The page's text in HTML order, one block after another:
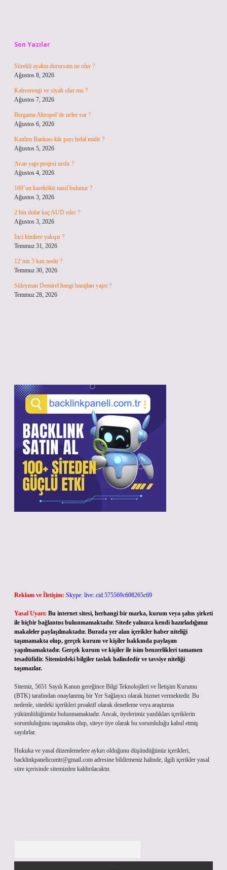
Son Yazılar
Sürekli ayakta durursam ne olur ?
Ağustos 8, 2026
Kahverengi ve siyah olur mu ?
Ağustos 7, 2026
Bergama Akropol’de neler var ?
Ağustos 6, 2026
Katılım Bankası kâr payı helal midir ?
Ağustos 5, 2026
Avan yapı projesi nedir ?
Ağustos 4, 2026
169’un karekökü nasıl bulunur ?
Ağustos 3, 2026
2 bin dolar kaç AUD eder ?
Ağustos 3, 2026
İnci kimlere yakışır ?
Temmuz 31, 2026
12’nin 5 katı nedir ?
Temmuz 30, 2026
Süleyman Demirel hangi barajları yaptı ?
Temmuz 28, 2026
Reklam ve İletişim: Skype: live:.cid.575569c608265c69
Yasal Uyarı: Bu internet sitesi, herhangi bir marka, kurum veya şahıs şirketi
ile hiçbir bağlantısı bulunmamaktadır. Sitede yalnızca kendi hazırladığımız
makaleler paylaşılmaktadır. Burada yer alan içerikler haber niteliği
taşımamakta olup, gerçek kurum ve kişiler hakkında paylaşım
yapılmamaktadır. Gerçek kurum ve kişiler ile isim benzerlikleri tamamen
tesadüfidir. Sitemizdeki bilgiler taslak halindedir ve tavsiye niteliği
taşımazlar.
Sitemiz, 5651 Sayılı Kanun gereğince Bilgi Teknolojileri ve İletişim Kurumu
(BTK) tarafından onaylanmış bir Yer Sağlayıcı olarak hizmet vermektedir. Bu
nedenle, sitedeki içerikleri proaktif olarak denetleme veya araştırma
yükümlülüğümüz bulunmamaktadır. Ancak, üyelerimiz yazdıkları içeriklerin
sorumluluğunu taşımakta olup, siteye üye olarak bu sorumluluğu kabul etmiş
sayılırlar.
Hukuka ve yasal düzenlemelere aykırı olduğunu düşündüğünüz içerikleri,
backlinkpanelicomtr@gmail.com adresine bildirmeniz halinde, ilgili içerikler yasal
süre içerisinde sitemizden kaldırılacaktır.